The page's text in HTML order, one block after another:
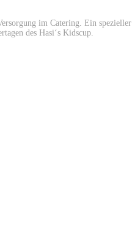
im Catering. Ein spezieller
des Hasi‘s Kidscup.